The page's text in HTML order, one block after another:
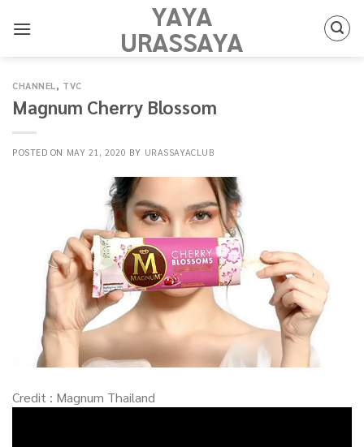
YAYA
URASSAYA
CHANNEL, TVC
Magnum Cherry Blossom
POSTED ON MAY 21, 2020 BY URASSAYACLUB
Credit : Magnum Thailand